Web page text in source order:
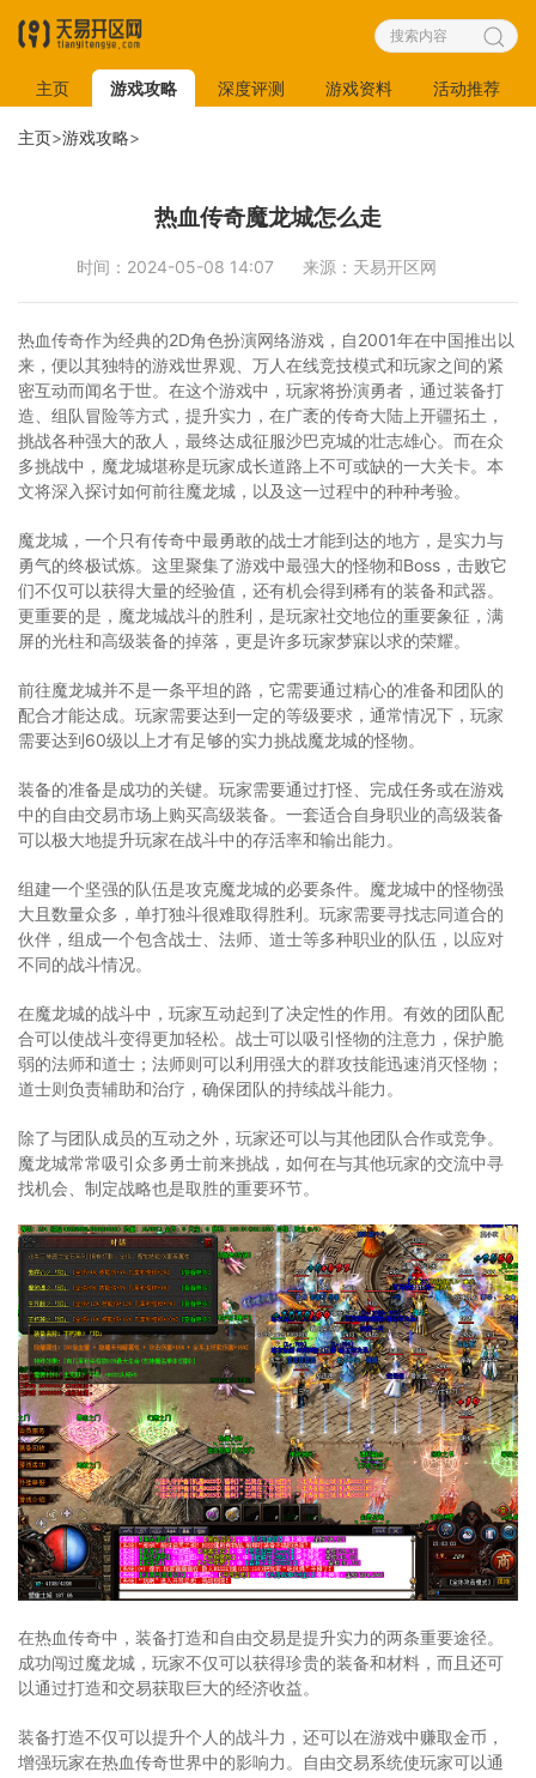
主页 游戏攻略 深度评测 游戏资料 活动推荐
主页>游戏攻略>
热血传奇魔龙城怎么走
时间：2024-05-08 14:07 来源：天易开区网
热血传奇作为经典的2D角色扮演网络游戏，自2001年在中国推出以
来，便以其独特的游戏世界观、万人在线竞技模式和玩家之间的紧
密互动而闻名于世。在这个游戏中，玩家将扮演勇者，通过装备打
造、组队冒险等方式，提升实力，在广袤的传奇大陆上开疆拓土，
挑战各种强大的敌人，最终达成征服沙巴克城的壮志雄心。而在众
多挑战中，魔龙城堪称是玩家成长道路上不可或缺的一大关卡。本
文将深入探讨如何前往魔龙城，以及这一过程中的种种考验。
魔龙城，一个只有传奇中最勇敢的战士才能到达的地方，是实力与
勇气的终极试炼。这里聚集了游戏中最强大的怪物和Boss，击败它
们不仅可以获得大量的经验值，还有机会得到稀有的装备和武器。
更重要的是，魔龙城战斗的胜利，是玩家社交地位的重要象征，满
屏的光柱和高级装备的掉落，更是许多玩家梦寐以求的荣耀。
前往魔龙城并不是一条平坦的路，它需要通过精心的准备和团队的
配合才能达成。玩家需要达到一定的等级要求，通常情况下，玩家
需要达到60级以上才有足够的实力挑战魔龙城的怪物。
装备的准备是成功的关键。玩家需要通过打怪、完成任务或在游戏
中的自由交易市场上购买高级装备。一套适合自身职业的高级装备
可以极大地提升玩家在战斗中的存活率和输出能力。
组建一个坚强的队伍是攻克魔龙城的必要条件。魔龙城中的怪物强
大且数量众多，单打独斗很难取得胜利。玩家需要寻找志同道合的
伙伴，组成一个包含战士、法师、道士等多种职业的队伍，以应对
不同的战斗情况。
在魔龙城的战斗中，玩家互动起到了决定性的作用。有效的团队配
合可以使战斗变得更加轻松。战士可以吸引怪物的注意力，保护脆
弱的法师和道士；法师则可以利用强大的群攻技能迅速消灭怪物；
道士则负责辅助和治疗，确保团队的持续战斗能力。
除了与团队成员的互动之外，玩家还可以与其他团队合作或竞争。
魔龙城常常吸引众多勇士前来挑战，如何在与其他玩家的交流中寻
找机会、制定战略也是取胜的重要环节。
在热血传奇中，装备打造和自由交易是提升实力的两条重要途径。
成功闯过魔龙城，玩家不仅可以获得珍贵的装备和材料，而且还可
以通过打造和交易获取巨大的经济收益。
装备打造不仅可以提升个人的战斗力，还可以在游戏中赚取金币，
增强玩家在热血传奇世界中的影响力。自由交易系统使玩家可以通